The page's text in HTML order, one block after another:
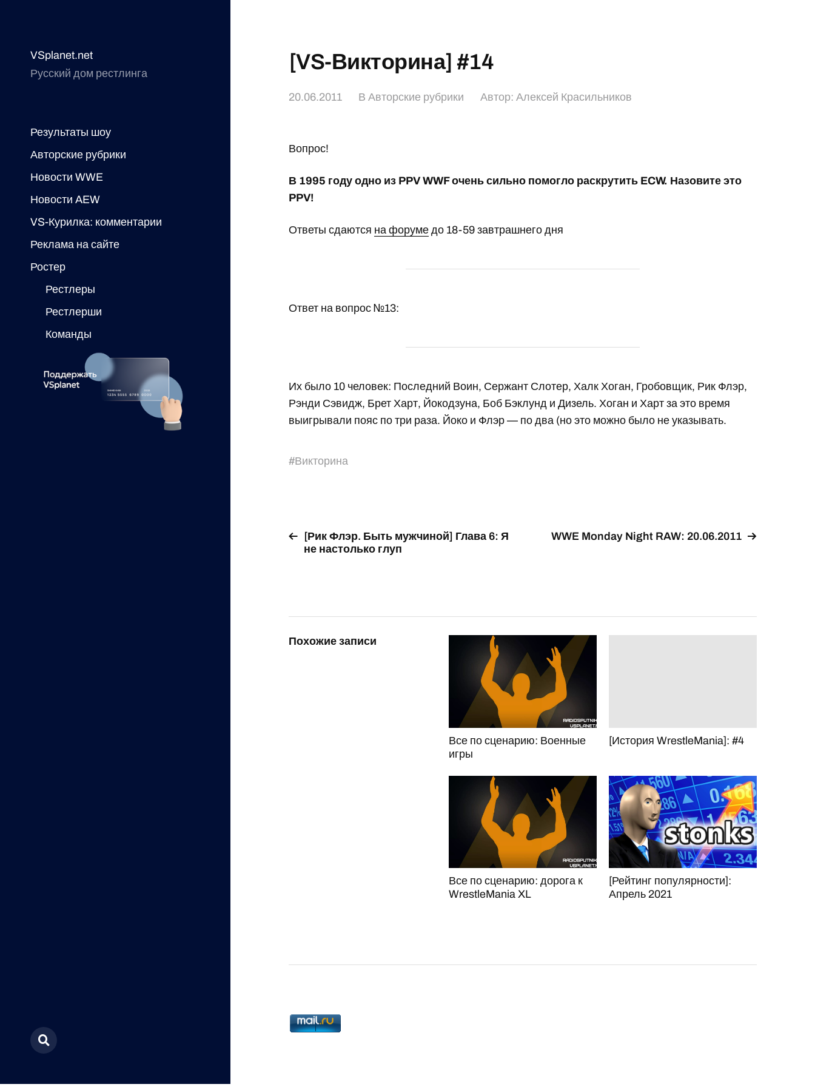
VSplanet.net
Русский дом рестлинга
Результаты шоу
Авторские рубрики
Новости WWE
Новости AEW
VS-Курилка: комментарии
Реклама на сайте
Ростер
Рестлеры
Рестлерши
Команды
[VS-Викторина] #14
20.06.2011 ВАвторские рубрики Автор:Алексей Красильников
Вопрос!
В 1995 году одно из PPV WWF очень сильно помогло раскрутить ECW. Назовите это
PPV!
Ответы сдаются на форуме до 18-59 завтрашнего дня
Ответ на вопрос №13:
Их было 10 человек: Последний Воин, Сержант Слотер, Халк Хоган, Гробовщик, Рик Флэр,
Рэнди Сэвидж, Брет Харт, Йокодзуна, Боб Бэклунд и Дизель. Хоган и Харт за это время
выигрывали пояс по три раза. Йоко и Флэр — по два (но это можно было не указывать.
#Викторина
[Рик Флэр. Быть мужчиной] Глава 6: Я
не настолько глуп
WWE Monday Night RAW: 20.06.2011
Похожие записи
Все по сценарию: Военные
игры
[История WrestleMania]: #4
Все по сценарию: дорога к
WrestleMania XL
[Рейтинг популярности]:
Апрель 2021